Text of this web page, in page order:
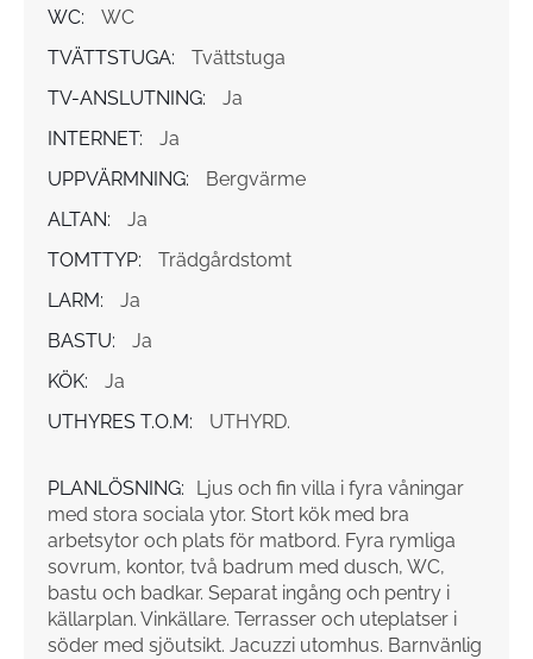
WC:
WC
TVÄTTSTUGA:
Tvättstuga
TV-ANSLUTNING:
Ja
INTERNET:
Ja
UPPVÄRMNING:
Bergvärme
ALTAN:
Ja
TOMTTYP:
Trädgårdstomt
LARM:
Ja
BASTU:
Ja
KÖK:
Ja
UTHYRES T.O.M:
UTHYRD.
PLANLÖSNING:
Ljus och fin villa i fyra våningar
med stora sociala ytor. Stort kök med bra
arbetsytor och plats för matbord. Fyra rymliga
sovrum, kontor, två badrum med dusch, WC,
bastu och badkar. Separat ingång och pentry i
källarplan. Vinkällare. Terrasser och uteplatser i
söder med sjöutsikt. Jacuzzi utomhus. Barnvänlig